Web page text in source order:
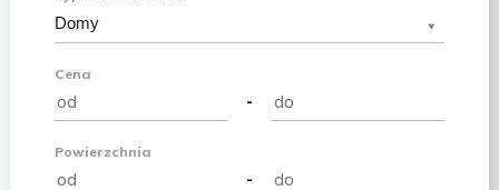
Domy
Cena
-
Powierzchnia
-